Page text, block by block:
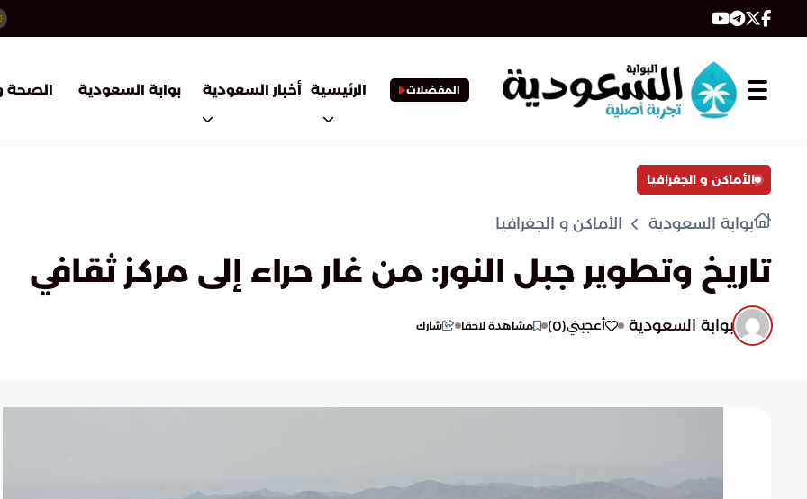
المفضلات الرئيسية أخبار السعودية بوابة السعودية الصحة
الأماكن و الجغرافيا
بوابة السعودية الأماكن و الجغرافيا
تاريخ وتطوير جبل النور: من غار حراء إلى مركز ثقافي
بوابة السعودية أعجبني(
0
) مشاهدة لاحقا شارك